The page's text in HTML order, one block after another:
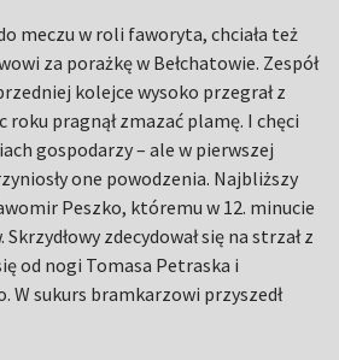
meczu w roli faworyta, chciała też
za porażkę w Bełchatowie. Zespół
kolejce wysoko przegrał z
pragnął zmazać plamę. I chęci
gospodarzy – ale w pierwszej
one powodzenia. Najbliższy
Peszko, któremu w 12. minucie
zdecydował się na strzał z
od nogi Tomasa Petraska i
W sukurs bramkarzowi przyszedł